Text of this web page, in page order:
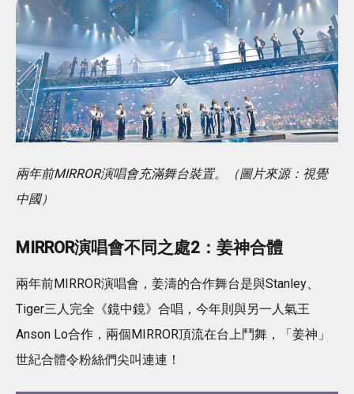
兩年前MIRROR演唱會充滿舞台裝置。（圖片來源：視覺
中國）
MIRROR演唱會不同之處2：姜神合體
兩年前MIRROR演唱會，姜濤的合作舞台是與Stanley、
Tiger三人完全《鏡中鏡》合唱，今年則與另一人氣王
Anson Lo合作，兩個MIRROR頂流在台上鬥舞，「姜神」
世紀合體令粉絲們尖叫連連！